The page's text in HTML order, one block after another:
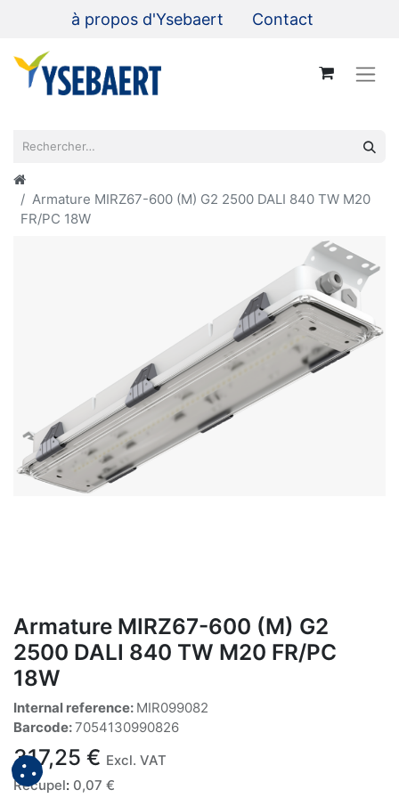
à propos d'Ysebaert Contact
Armature MIRZ67-600 (M) G2 2500 DALI 840 TW M20
FR/PC 18W
Armature MIRZ67-600 (M) G2
2500 DALI 840 TW M20 FR/PC
18W
Internal reference: MIR099082
Barcode:7054130990826
317,25 € Excl. VAT
Recupel: 0,07 €